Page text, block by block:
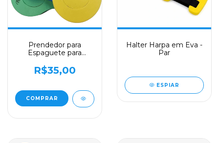
Prendedor para
Espaguete para
Nade Bem
R$35,00
COMPRAR
Halter Harpa em Eva -
Par
ESPIAR